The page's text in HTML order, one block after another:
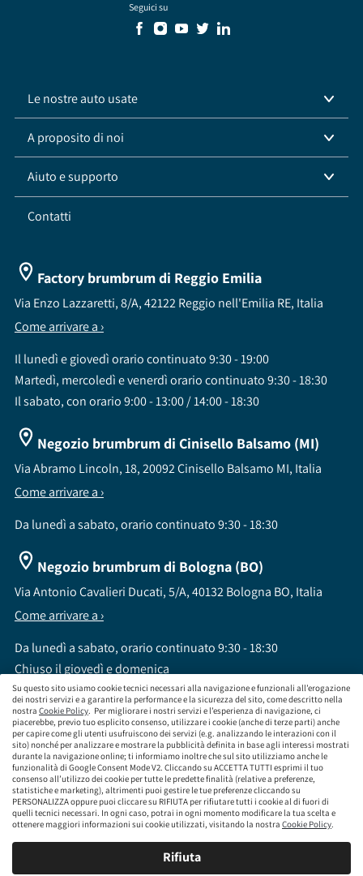
Su questo sito usiamo cookie tecnici necessari alla navigazione e funzionali all’erogazione
dei nostri servizi e a garantire la performance e la sicurezza del sito, come descritto nella
nostra Cookie Policy. Per migliorare i nostri servizi e l’esperienza di navigazione, ci
piacerebbe, previo tuo esplicito consenso, utilizzare i cookie (anche di terze parti) anche
per capire come gli utenti usufruiscono dei servizi (e.g. analizzando le interazioni con il
sito) nonché per analizzare e mostrare la pubblicità definita in base agli interessi mostrati
durante la navigazione online; ti informiamo inoltre che sul sito utilizziamo anche le
funzionalità di Google Consent Mode V2. Cliccando su ACCETTA TUTTI esprimi il tuo
consenso all’utilizzo dei cookie per tutte le predette finalità (relative a preferenze,
statistiche e marketing), altrimenti puoi gestire le tue preferenze cliccando su
PERSONALIZZA oppure puoi cliccare su RIFIUTA per rifiutare tutti i cookie al di fuori di
quelli tecnici necessari. In ogni caso, potrai in ogni momento modificare la tua scelta e
ottenere maggiori informazioni sui cookie utilizzati, visitando la nostra Cookie Policy.
Rifiuta
Seguici su
Le nostre auto usate
A proposito di noi
Aiuto e supporto
Contatti
Factory brumbrum di Reggio Emilia
Via Enzo Lazzaretti, 8/A, 42122 Reggio nell'Emilia RE, Italia
Come arrivare a ›
Il lunedì e giovedì orario continuato 9:30 - 19:00
Martedì, mercoledì e venerdì orario continuato 9:30 - 18:30
Il sabato, con orario 9:00 - 13:00 / 14:00 - 18:30
Negozio brumbrum di Cinisello Balsamo (MI)
Via Abramo Lincoln, 18, 20092 Cinisello Balsamo MI, Italia
Come arrivare a ›
Da lunedì a sabato, orario continuato 9:30 - 18:30
Negozio brumbrum di Bologna (BO)
Via Antonio Cavalieri Ducati, 5/A, 40132 Bologna BO, Italia
Come arrivare a ›
Da lunedì a sabato, orario continuato 9:30 - 18:30
Chiuso il giovedì e domenica
brumbrum S.p.A a socio unico - CF / P.IVA 09323210964 - Numero REA: MI - 2083307 -
Capitale Sociale: Euro 218.547,65 i.v.
Sede Legale Via Leningrado 8, 20161 Milano MI
Società soggetta alla direzione e coordinamento di Aramis Group S.A.
Società soggetta al controllo IVASS, consulta gli estremi dell'iscrizione al sito
www.servizi.ivass.it